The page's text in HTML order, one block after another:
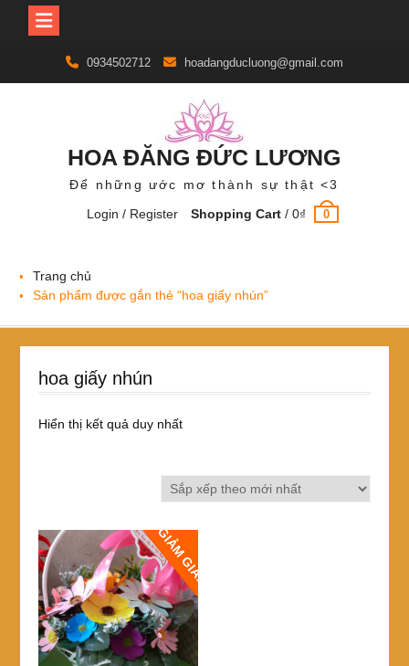
content
0934502712 hoadangducluong@gmail.com
HOA ĐĂNG ĐỨC LƯƠNG
Để những ước mơ thành sự thật <3
Login / Register
Shopping Cart /0₫ 0
Trang chủ
Sản phẩm được gắn thẻ “hoa giấy nhún”
hoa giấy nhún
Hiển thị kết quả duy nhất
GIẢM GIÁ!